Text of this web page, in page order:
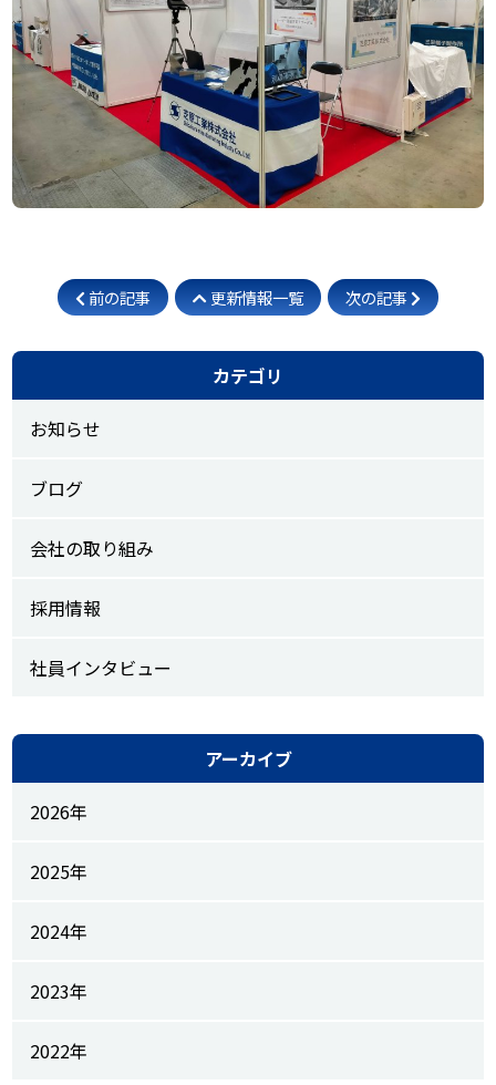
前の記事 更新情報一覧 次の記事
カテゴリ
お知らせ
ブログ
会社の取り組み
採用情報
社員インタビュー
アーカイブ
2026年
2025年
2024年
2023年
2022年